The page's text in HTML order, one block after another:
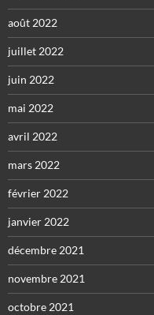
août 2022
juillet 2022
juin 2022
mai 2022
avril 2022
mars 2022
février 2022
janvier 2022
décembre 2021
novembre 2021
octobre 2021